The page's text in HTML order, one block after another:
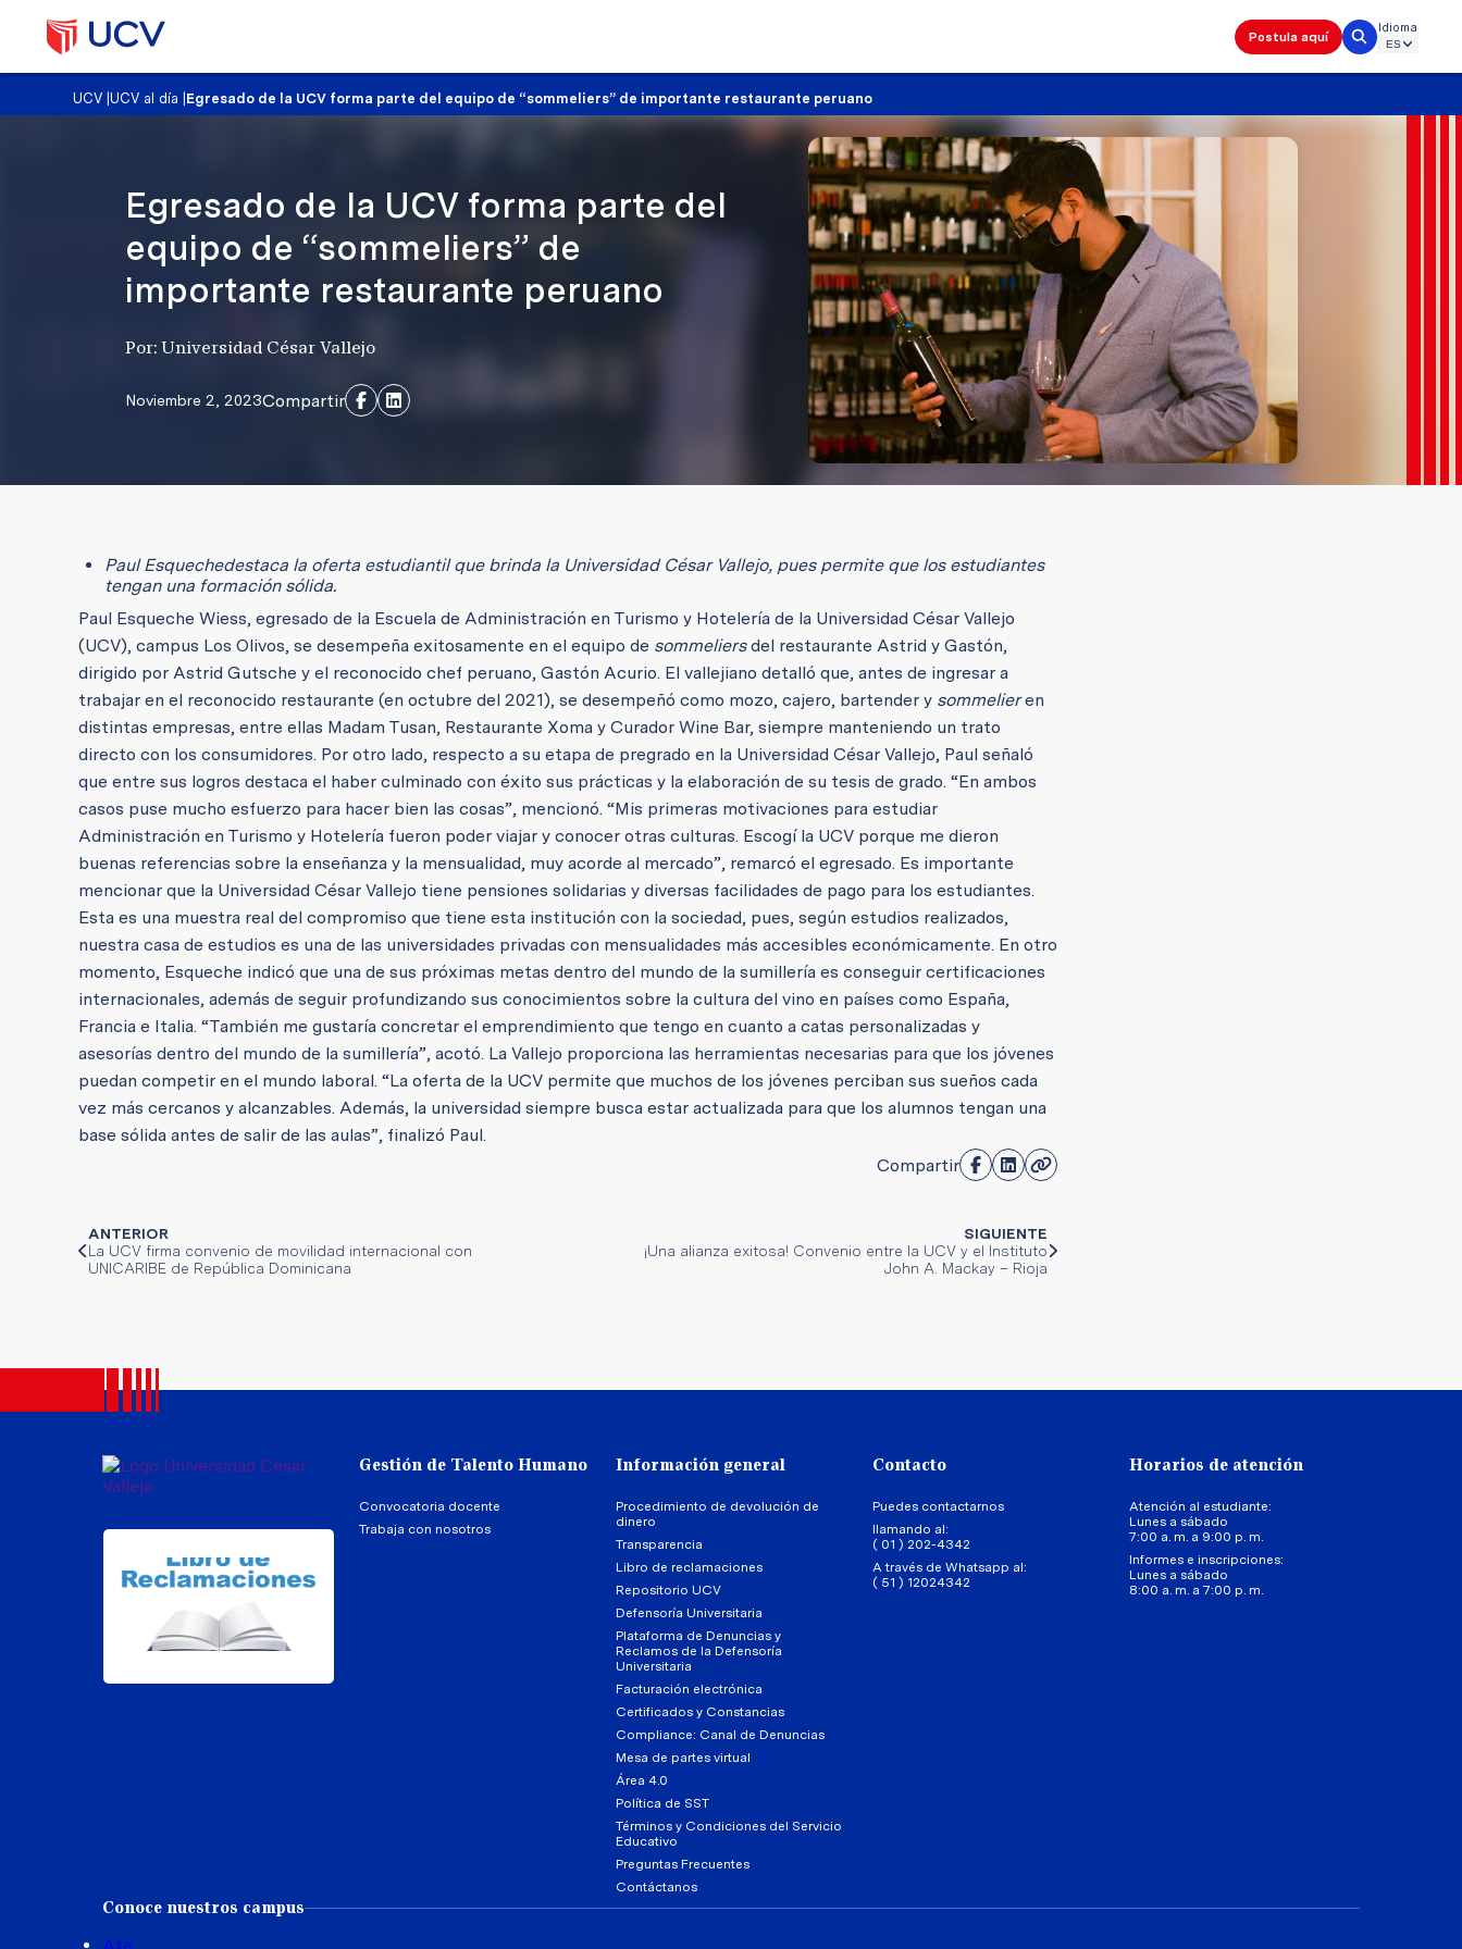
Postula aquí
Idioma
UCV |UCV al día Egresado de la UCV forma parte del equipo de “sommeliers” de importante restaurante peruano
Egresado de la UCV forma parte del
equipo de “sommeliers” de
importante restaurante peruano
Por: Universidad César Vallejo
Noviembre 2, 2023Compartir
Paul Esquechedestaca la oferta estudiantil que brinda la Universidad César Vallejo, pues permite que los estudiantes
tengan una formación sólida.
Paul Esqueche Wiess, egresado de la Escuela de Administración en Turismo y Hotelería de la Universidad César Vallejo
(UCV), campus Los Olivos, se desempeña exitosamente en el equipo de sommeliersdel restaurante Astrid y Gastón,
dirigido por Astrid Gutsche y el reconocido chef peruano, Gastón Acurio. El vallejiano detalló que, antes de ingresar a
trabajar en el reconocido restaurante (en octubre del 2021), se desempeñó como mozo, cajero, bartender y sommelieren
distintas empresas, entre ellas Madam Tusan, Restaurante Xoma y Curador Wine Bar, siempre manteniendo un trato
directo con los consumidores. Por otro lado, respecto a su etapa de pregrado en la Universidad César Vallejo, Paul señaló
que entre sus logros destaca el haber culminado con éxito sus prácticas y la elaboración de su tesis de grado. “En ambos
casos puse mucho esfuerzo para hacer bien las cosas”, mencionó. “Mis primeras motivaciones para estudiar
Administración en Turismo y Hotelería fueron poder viajar y conocer otras culturas. Escogí la UCV porque me dieron
buenas referencias sobre la enseñanza y la mensualidad, muy acorde al mercado”, remarcó el egresado. Es importante
mencionar que la Universidad César Vallejo tiene pensiones solidarias y diversas facilidades de pago para los estudiantes.
Esta es una muestra real del compromiso que tiene esta institución con la sociedad, pues, según estudios realizados,
nuestra casa de estudios es una de las universidades privadas con mensualidades más accesibles económicamente. En otro
momento, Esqueche indicó que una de sus próximas metas dentro del mundo de la sumillería es conseguir certificaciones
internacionales, además de seguir profundizando sus conocimientos sobre la cultura del vino en países como España,
Francia e Italia. “También me gustaría concretar el emprendimiento que tengo en cuanto a catas personalizadas y
asesorías dentro del mundo de la sumillería”, acotó. La Vallejo proporciona las herramientas necesarias para que los jóvenes
puedan competir en el mundo laboral. “La oferta de la UCV permite que muchos de los jóvenes perciban sus sueños cada
vez más cercanos y alcanzables. Además, la universidad siempre busca estar actualizada para que los alumnos tengan una
base sólida antes de salir de las aulas”, finalizó Paul.
Compartir
ANTERIOR
La UCV firma convenio de movilidad internacional con
UNICARIBE de República Dominicana
SIGUIENTE
¡Una alianza exitosa! Convenio entre la UCV y el Instituto
John A. Mackay – Rioja
Gestión de Talento Humano
Convocatoria docente
Trabaja con nosotros
Información general
Procedimiento de devolución de
dinero
Transparencia
Libro de reclamaciones
Repositorio UCV
Defensoría Universitaria
Plataforma de Denuncias y
Reclamos de la Defensoría
Universitaria
Facturación electrónica
Certificados y Constancias
Compliance: Canal de Denuncias
Mesa de partes virtual
Área 4.0
Política de SST
Términos y Condiciones del Servicio
Educativo
Preguntas Frecuentes
Contáctanos
Contacto
Puedes contactarnos
llamando al:
( 01 ) 202-4342
A través de Whatsapp al:
( 51 ) 12024342
Horarios de atención
Atención al estudiante:
Lunes a sábado
7:00 a. m. a 9:00 p. m.
Informes e inscripciones:
Lunes a sábado
8:00 a. m. a 7:00 p. m.
Conoce nuestros campus